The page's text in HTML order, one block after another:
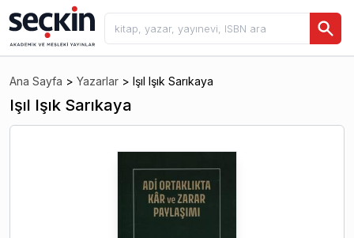
Ana Sayfa > Yazarlar > Işıl Işık Sarıkaya
Işıl Işık Sarıkaya